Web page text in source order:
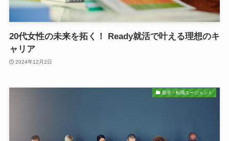
20代女性の未来を拓く！ Ready就活で叶える理想のキ
ャリア
2024年12月2日
新卒・転職エージェント